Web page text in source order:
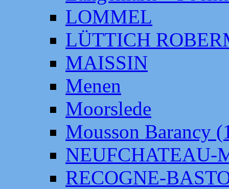
LOMMEL
LÜTTICH
MAISSIN
Menen
Moorslede
Mousson Barancy
NEUFCHATEAU-
RECOGNE-